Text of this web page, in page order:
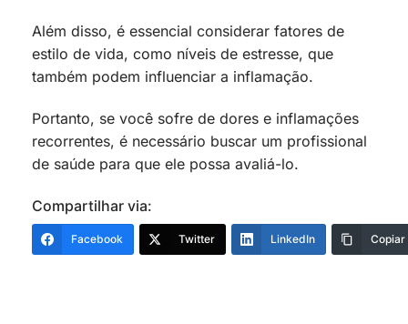
Além disso, é essencial considerar fatores de
estilo de vida, como níveis de estresse, que
também podem influenciar a inflamação.
Portanto, se você sofre de dores e inflamações
recorrentes, é necessário buscar um profissional
de saúde para que ele possa avaliá-lo.
Compartilhar via:
Facebook Twitter LinkedIn Copiar